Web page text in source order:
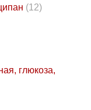
(12)
глюкоза,